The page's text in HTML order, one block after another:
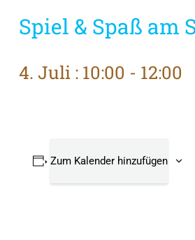
Spiel & Spaß am
4. Juli : 10:00 - 12:00
Zum Kalender hinzufügen